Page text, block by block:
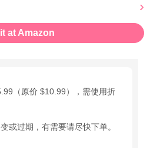
at Amazon
（原价 $10.99），需使用折
或过期，有需要请尽快下单。